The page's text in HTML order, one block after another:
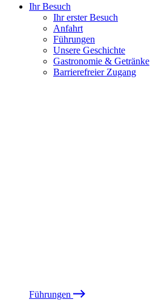
Ihr Besuch
Ihr erster Besuch
Anfahrt
Führungen
Unsere Geschichte
Gastronomie & Getränke
Barrierefreier Zugang
Führungen